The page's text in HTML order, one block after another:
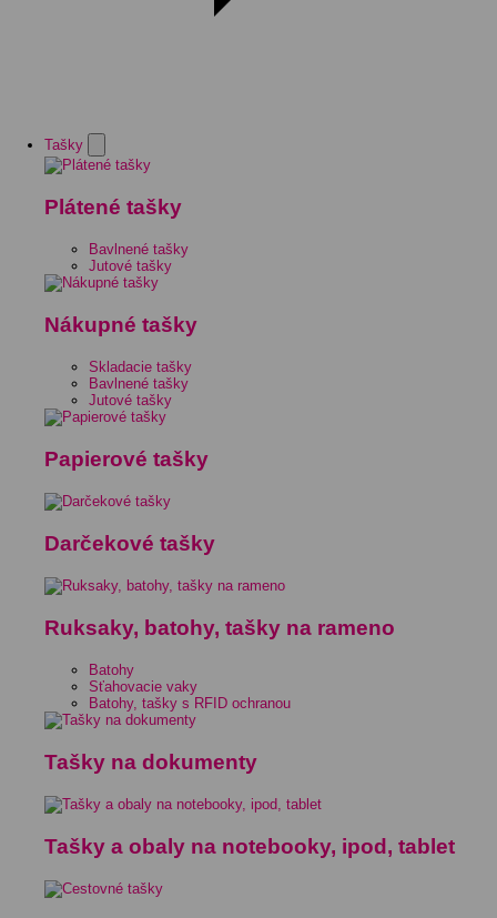
Tašky
Plátené tašky
Bavlnené tašky
Jutové tašky
Nákupné tašky
Skladacie tašky
Bavlnené tašky
Jutové tašky
Papierové tašky
Darčekové tašky
Ruksaky, batohy, tašky na rameno
Batohy
Sťahovacie vaky
Batohy, tašky s RFID ochranou
Tašky na dokumenty
Tašky a obaly na notebooky, ipod, tablet